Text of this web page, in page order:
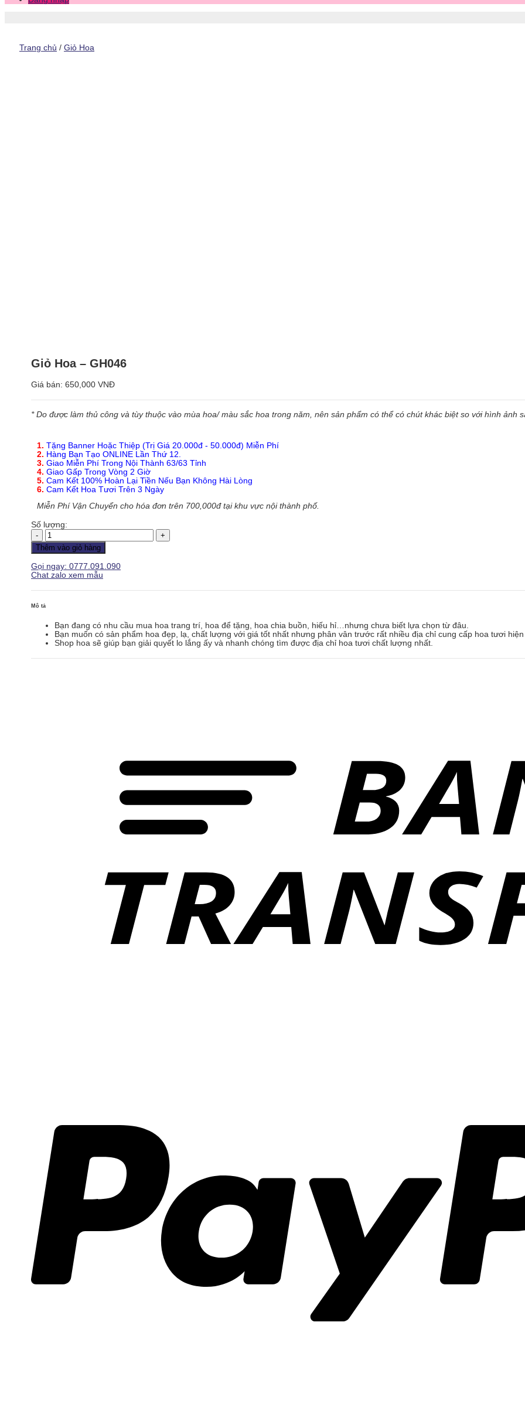
Trang chủ / Giỏ Hoa
Giỏ Hoa – GH046
Giá bán: 650,000 VNĐ
* Do được làm thủ công và tùy thuộc vào mùa hoa/ màu sắc hoa trong năm, nên sản phẩm có thể có chút khác biệt so với hình ảnh
1. Tặng Banner Hoặc Thiệp (Trị Giá 20.000đ - 50.000đ) Miễn Phí
2. Hàng Bạn Tạo ONLINE Lần Thứ 12.
3. Giao Miễn Phí Trong Nội Thành 63/63 Tỉnh
4. Giao Gấp Trong Vòng 2 Giờ
5. Cam Kết 100% Hoàn Lại Tiền Nếu Bạn Không Hài Lòng
6. Cam Kết Hoa Tươi Trên 3 Ngày
Miễn Phí Vận Chuyển cho hóa đơn trên 700,000đ tại khu vực nội thành phố.
Số lượng:
Giỏ
Hoa
-
số
lượng
Thêm vào giỏ hàng
Gọi ngay: 0777.091.090
Chat zalo xem mẫu
Mô tả
Bạn đang có nhu cầu mua hoa trang trí, hoa để tặng, hoa chia buồn, hiếu hỉ…nhưng chưa biết lựa chọn từ đâu.
Bạn muốn có sản phẩm hoa đẹp, lạ, chất lượng với giá tốt nhất nhưng phân vân trước rất nhiều địa chỉ cung cấp hoa tươi hiện
Shop hoa sẽ giúp bạn giải quyết lo lắng ấy và nhanh chóng tìm được địa chỉ hoa tươi chất lượng nhất.